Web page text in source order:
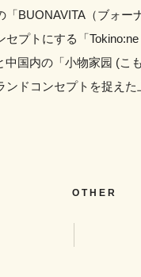
「BUONAVITA（ブォー
セプトにする「
中国内の「小物家园 (こ
ンドコンセプトを捉えた
OTHER